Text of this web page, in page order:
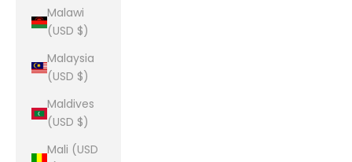
Malawi
(USD $)
Malaysia
(USD $)
Maldives
(USD $)
Mali (USD